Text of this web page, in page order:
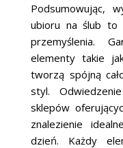
Podsumowując,
ubioru na ślub to
przemyślenia.
elementy takie
tworzą spójną
styl.
sklepów
znalezienie
dzień. Każdy